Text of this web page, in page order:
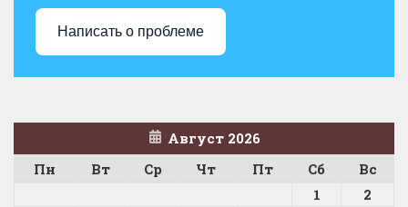
Написать о проблеме
Август 2026
Пн
Вт Ср Чт Пт Сб
Вс
1
2